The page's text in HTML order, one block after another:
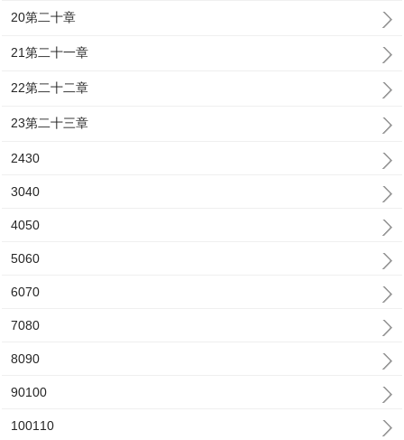
20第二十章
21第二十一章
22第二十二章
23第二十三章
2430
3040
4050
5060
6070
7080
8090
90100
100110